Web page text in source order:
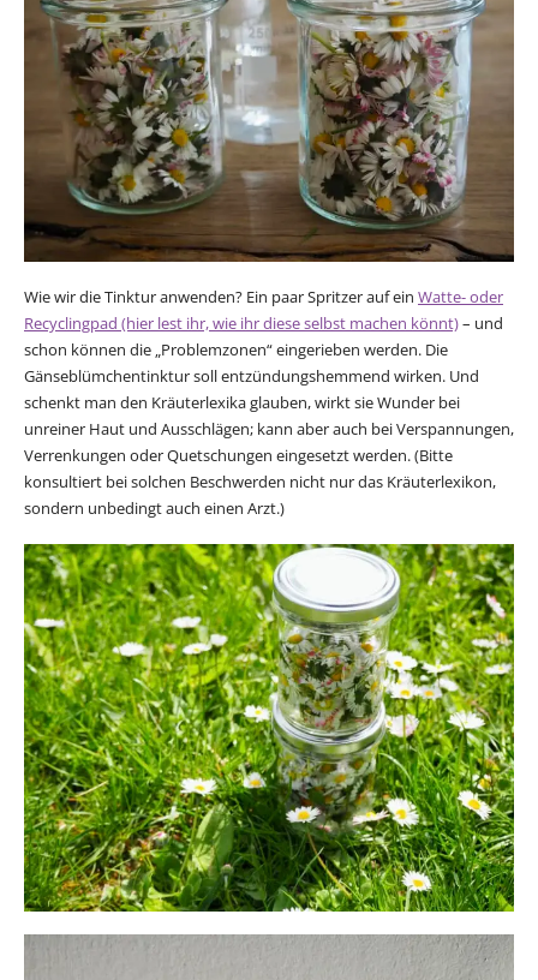
Wie wir die Tinktur anwenden? Ein paar Spritzer auf ein Watte- oder
Recyclingpad (hier lest ihr, wie ihr diese selbst machen könnt)– und
schon können die „Problemzonen“ eingerieben werden. Die
Gänseblümchentinktur soll entzündungshemmend wirken. Und
schenkt man den Kräuterlexika glauben, wirkt sie Wunder bei
unreiner Haut und Ausschlägen; kann aber auch bei Verspannungen,
Verrenkungen oder Quetschungen eingesetzt werden. (Bitte
konsultiert bei solchen Beschwerden nicht nur das Kräuterlexikon,
sondern unbedingt auch einen Arzt.)